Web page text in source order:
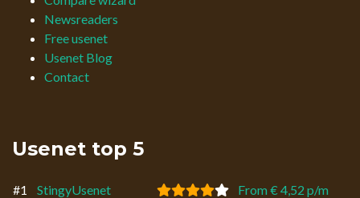
Newsreaders
Free usenet
Usenet Blog
Contact
Usenet top 5
#1 StingyUsenet
From € 4,52 p/m